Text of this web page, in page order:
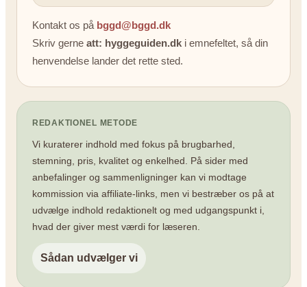
Kontakt os på bggd@bggd.dk
Skriv gerne att: hyggeguiden.dk i emnefeltet, så din
henvendelse lander det rette sted.
REDAKTIONEL METODE
Vi kuraterer indhold med fokus på brugbarhed,
stemning, pris, kvalitet og enkelhed. På sider med
anbefalinger og sammenligninger kan vi modtage
kommission via affiliate-links, men vi bestræber os på at
udvælge indhold redaktionelt og med udgangspunkt i,
hvad der giver mest værdi for læseren.
Sådan udvælger vi